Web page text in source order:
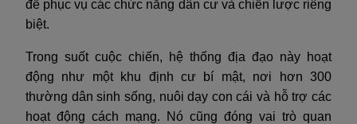
để phục vụ các chức năng dân cư và chiến lược riêng
biệt.
Trong suốt cuộc chiến, hệ thống địa đạo này hoạt
động như một khu định cư bí mật, nơi hơn 300
thường dân sinh sống, nuôi dạy con cái và hỗ trợ các
hoạt động cách mạng. Nó cũng đóng vai trò quan